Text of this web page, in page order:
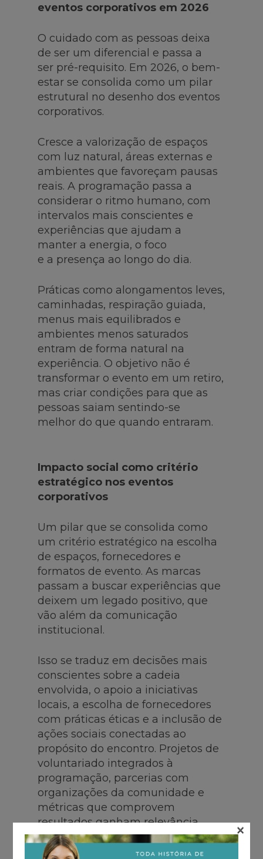
eventos corporativos em 2026
O cuidado com as pessoas deixa
de ser um diferencial e passa a
ser pré-requisito. Em 2026, o bem-
estar se consolida como um pilar
estrutural no desenho dos eventos
corporativos.
Cresce a valorização de espaços
com luz natural, áreas externas e
ambientes que favoreçam pausas
reais. A programação passa a
considerar o ritmo humano, com
intervalos mais conscientes e
experiências que ajudam a
manter a energia, o foco
e a presença ao longo do dia.
Práticas como alongamentos leves,
caminhadas, respiração guiada,
menus mais equilibrados e
ambientes menos saturados
entram de forma natural na
experiência. O objetivo não é
transformar o evento em um retiro,
mas criar condições para que as
pessoas saiam sentindo-se
melhor do que quando entraram.
Impacto social como critério
estratégico nos eventos
corporativos
Um pilar que se consolida como
um critério estratégico na escolha
de espaços, fornecedores e
formatos de evento. As marcas
passam a buscar experiências que
deixem um legado positivo, que
vão além da comunicação
institucional.
Isso se traduz em decisões mais
conscientes sobre a cadeia
envolvida, o apoio a iniciativas
locais, a escolha de fornecedores
com práticas éticas e a inclusão de
ações sociais conectadas ao
propósito do encontro. Projetos de
voluntariado integrados à
programação, parcerias com
organizações da comunidade e
métricas que comprovem
resultados ganham relevância.
O impacto social deixa de ser
×